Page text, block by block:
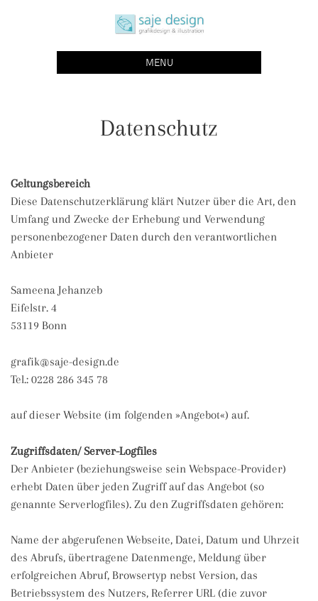
saje design bonn
grafikdesign | buchgestaltung | illustration
MENU
Datenschutz
Geltungsbereich
Diese Datenschutzerklärung klärt Nutzer über die Art, den
Umfang und Zwecke der Erhebung und Verwendung
personenbezogener Daten durch den verantwortlichen
Anbieter
Sameena Jehanzeb
Eifelstr. 4
53119 Bonn
grafik@saje-design.de
Tel.: 0228 286 345 78
auf dieser Website (im folgenden »Angebot«) auf.
Zugriffsdaten/ Server-Logfiles
Der Anbieter (beziehungsweise sein Webspace-Provider)
erhebt Daten über jeden Zugriff auf das Angebot (so
genannte Serverlogfiles). Zu den Zugriffsdaten gehören:
Name der abgerufenen Webseite, Datei, Datum und Uhrzeit
des Abrufs, übertragene Datenmenge, Meldung über
erfolgreichen Abruf, Browsertyp nebst Version, das
Betriebssystem des Nutzers, Referrer URL (die zuvor